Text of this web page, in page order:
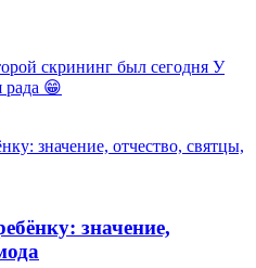
скрининг был сегодня У
😁
значение,